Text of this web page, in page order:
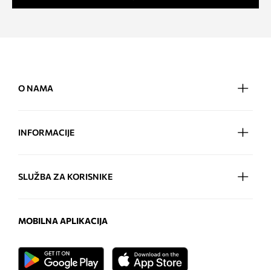
O NAMA
INFORMACIJE
SLUŽBA ZA KORISNIKE
MOBILNA APLIKACIJA